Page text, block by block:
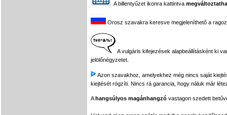
A billentyűzet ikonra kattintva
Orosz szavakra keresve megjeleníthető a
A vulgáris kifejezések alapbeállításként ki
jelölőnégyzetet.
Azon szavakhoz, amelyekhez még nincs saját
kiejtését rögzíti. Nincs rá garancia, hogy náluk már
Ahangsúlyos magánhangzó vastagon szedett